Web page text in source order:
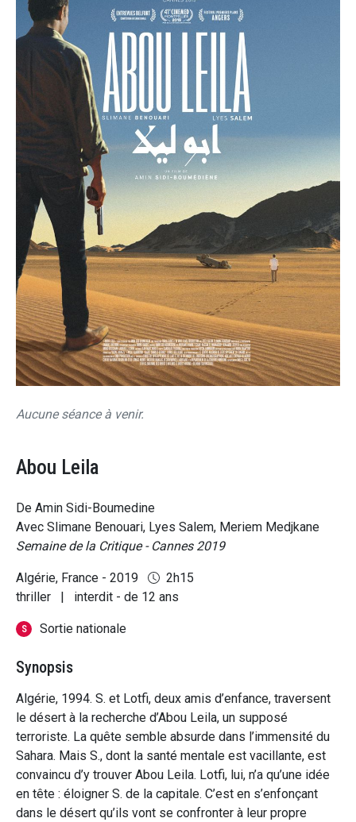
Aucune séance à venir.
Abou Leila
De Amin Sidi-Boumedine
Avec Slimane Benouari, Lyes Salem, Meriem Medjkane
Semaine de la Critique - Cannes 2019
Algérie, France - 2019
2h15
thriller
| interdit - de 12 ans
S Sortie nationale
Synopsis
Algérie, 1994. S. et Lotfi, deux amis d’enfance, traversent
le désert à la recherche d’Abou Leila, un supposé
terroriste. La quête semble absurde dans l’immensité du
Sahara. Mais S., dont la santé mentale est vacillante, est
convaincu d’y trouver Abou Leila. Lotfi, lui, n’a qu’une idée
en tête : éloigner S. de la capitale. C’est en s’enfonçant
dans le désert qu’ils vont se confronter à leur propre